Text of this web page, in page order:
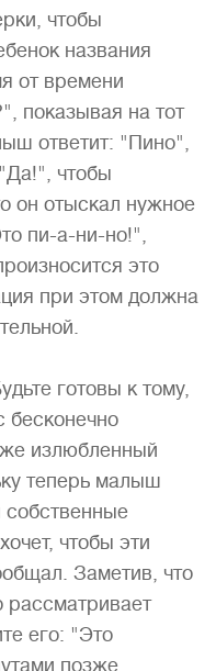
чтобы
названия
от времени
показывая на тот
ответит: "Пино",
чтобы
он отыскал нужное
пи-а-ни-но!",
это
при этом должна
готовы к тому,
бесконечно
излюбленный
теперь малыш
собственные
чтобы эти
Заметив, что
рассматривает
его: "Это
позже